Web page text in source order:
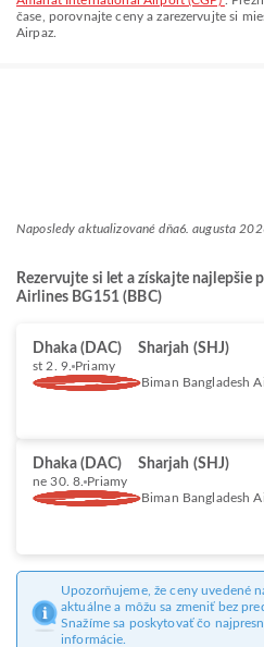
čase, porovnajte ceny a zarezervujte si
Airpaz.
Naposledy aktualizované dňa6. augusta
Rezervujte si let a získajte najlepšie
Airlines BG151 (BBC)
Dhaka (DAC) Sharjah (SHJ)
st 2. 9. Priamy
Biman Bangladesh
Dhaka (DAC) Sharjah (SHJ)
ne 30. 8. Priamy
Biman Bangladesh
Upozorňujeme, že ceny uvedené
aktuálne a môžu sa zmeniť bez
Snažíme sa poskytovať čo
informácie.